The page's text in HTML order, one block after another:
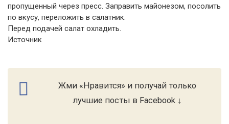
пропущенный через пресс. Заправить майонезом, посолить
по вкусу, переложить в салатник.
Перед подачей салат охладить.
Источник
Жми «Нравится» и получай только
лучшие посты в Facebook ↓